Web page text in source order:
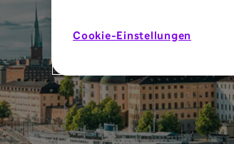
Cookie-Einstellungen